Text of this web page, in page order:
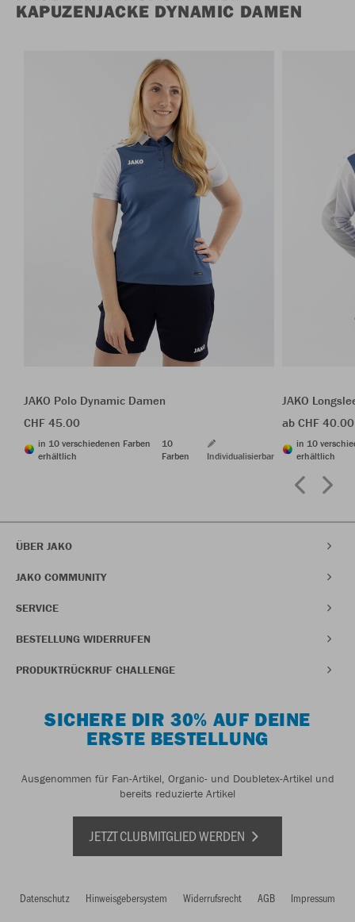
KAPUZENJACKE DYNAMIC DAMEN
JAKO Polo Dynamic Damen
CHF 45.00
in 10 verschiedenen Farben
erhältlich
10
Farben
Individualisierbar
JAKO
ab CHF 40.00
in 10
erhältlich
ÜBER JAKO
JAKO COMMUNITY
SERVICE
BESTELLUNG WIDERRUFEN
PRODUKTRÜCKRUF CHALLENGE
SICHERE DIR 30% AUF DEINE
ERSTE BESTELLUNG
Ausgenommen für Fan-Artikel, Organic- und Doubletex-Artikel und
bereits reduzierte Artikel
JETZT CLUBMITGLIED WERDEN
Datenschutz Hinweisgebersystem Widerrufsrecht AGB Impressum